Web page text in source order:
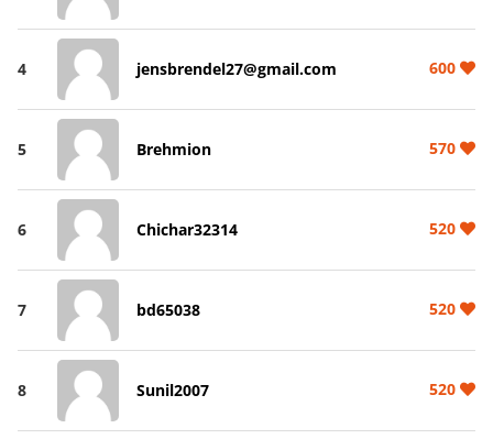
4 jensbrendel27@gmail.com 600
5 Brehmion 570
6 Chichar32314 520
7 bd65038 520
8 Sunil2007 520